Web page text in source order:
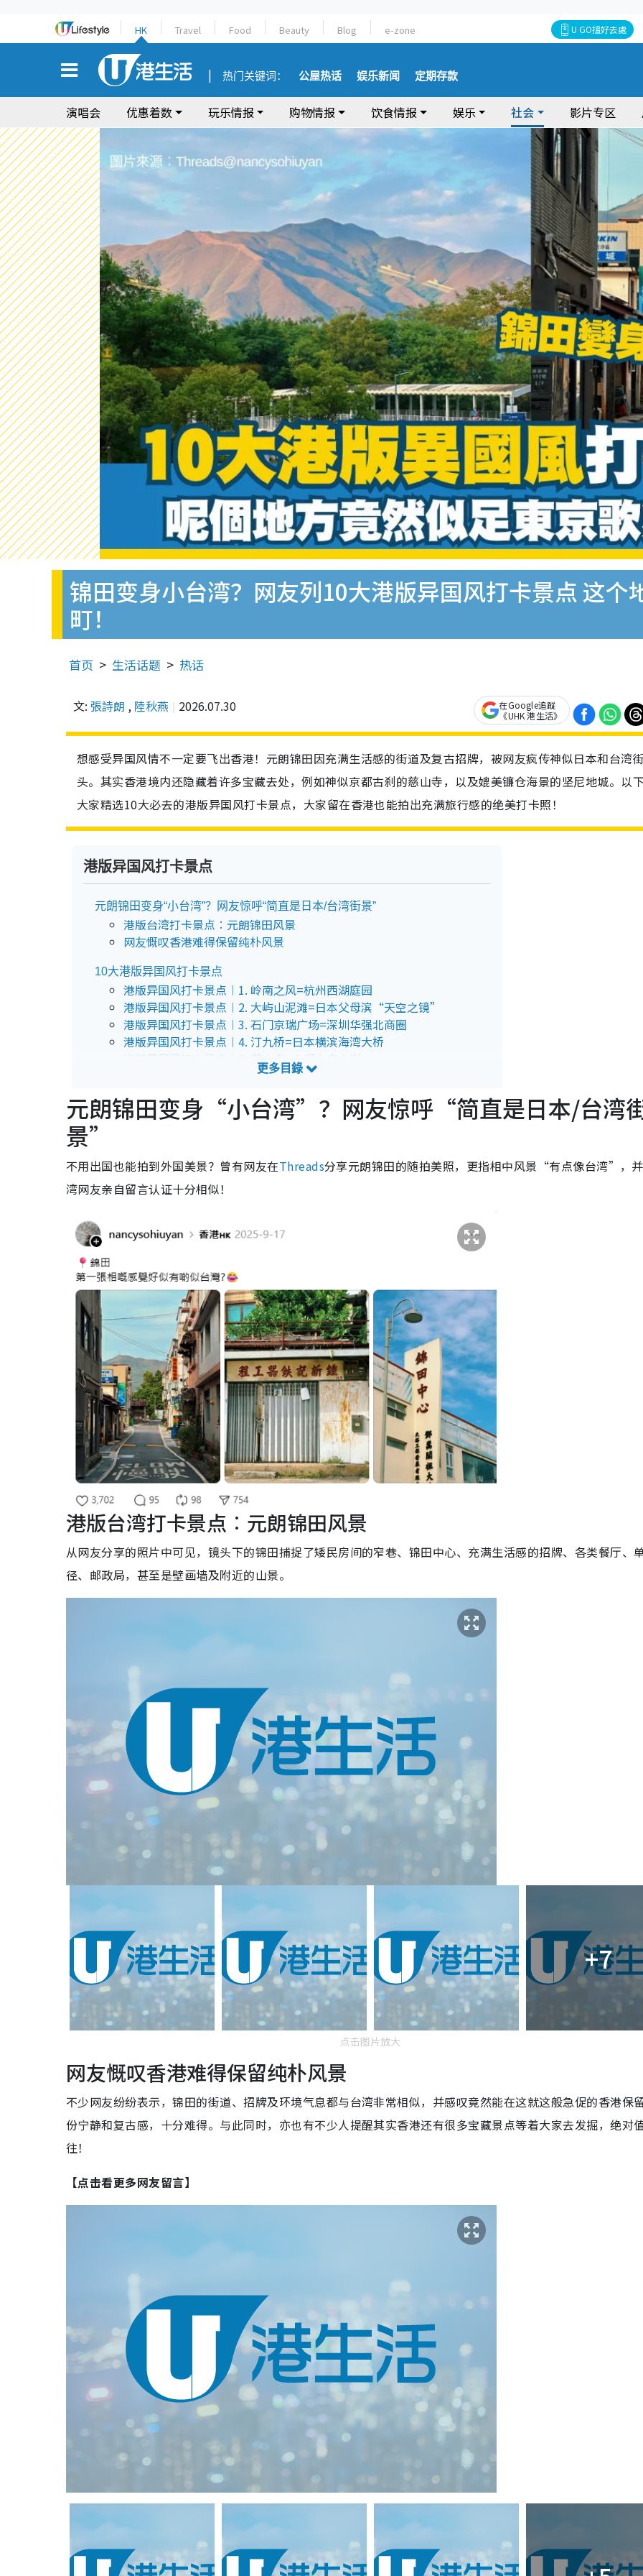
HK Travel Food Beauty Blog e-zone U GO搵好去處
热门关键词： 公屋热话 娱乐新闻 定期存款
演唱会 优惠着数 玩乐情报 购物情报 饮食情报 娱乐 社会 影片专区
锦田变身小台湾？网友列10大港版异国风打卡景点 这个
町！
首页 生活话题 热话
文: 張詩朗 , 陸秋燕 2026.07.30
在Google追蹤
《UHK 港生活》
想感受异国风情不一定要飞出香港！元朗锦田因充满生活感的街道及复古招牌，被网友疯传神似日本和台湾
头。其实香港境内还隐藏着许多宝藏去处，例如神似京都古刹的慈山寺，以及媲美镰仓海景的坚尼地城。以
大家精选10大必去的港版异国风打卡景点，大家留在香港也能拍出充满旅行感的绝美打卡照！
港版异国风打卡景点
元朗锦田变身“小台湾”？网友惊呼“简直是日本/台湾街景”
港版台湾打卡景点︰元朗锦田风景
网友慨叹香港难得保留纯朴风景
10大港版异国风打卡景点
港版异国风打卡景点︱1. 岭南之风=杭州西湖庭园
港版异国风打卡景点︱2. 大屿山泥滩=日本父母滨“天空之镜”
港版异国风打卡景点︱3. 石门京瑞广场=深圳华强北商圈
港版异国风打卡景点︱4. 汀九桥=日本横滨海湾大桥
港版异国风打卡景点︱5. 慈山寺=京都奈良古刹
港版异国风打卡景点︱6. 庙街夜市=东京歌舞伎町
港版异国风打卡景点︱7. 大围村=京都历史小镇
港版异国风打卡景点︱8. 坚尼地城=日本镰仓江之岛
元朗锦田变身“小台湾”？网友惊呼“简直是日本/台湾
景”
不用出国也能拍到外国美景？曾有网友在Threads分享元朗锦田的随拍美照，更指相中风景“有点像台湾”，
湾网友亲自留言认证十分相似！
港版台湾打卡景点︰元朗锦田风景
从网友分享的照片中可见，镜头下的锦田捕捉了矮民房间的窄巷、锦田中心、充满生活感的招牌、各类餐厅、
径、邮政局，甚至是壁画墙及附近的山景。
+7
点击图片放大
网友慨叹香港难得保留纯朴风景
不少网友纷纷表示，锦田的街道、招牌及环境气息都与台湾非常相似，并感叹竟然能在这就这般急促的香港保
份宁静和复古感，十分难得。与此同时，亦也有不少人提醒其实香港还有很多宝藏景点等着大家去发掘，绝对
往！
【点击看更多网友留言】